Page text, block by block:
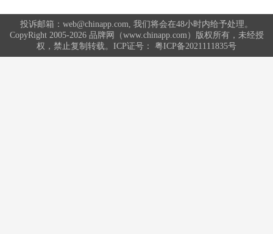
投诉邮箱：web@chinapp.com, 我们将会在48小时内给予处理。
CopyRight 2005-2026 品牌网（www.chinapp.com）版权所有，未经授
权，禁止复制转载。ICP证号： 粤ICP备2021111835号